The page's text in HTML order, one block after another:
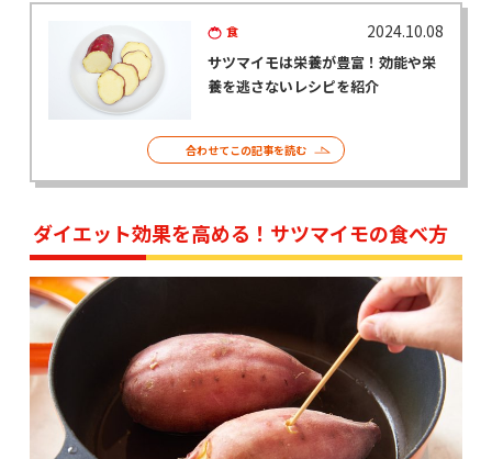
食 2024.10.08
サツマイモは栄養が豊富！効能や栄
養を逃さないレシピを紹介
合わせてこの記事を読む
ダイエット効果を高める！サツマイモの食べ方